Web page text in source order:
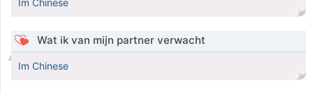
Im Chinese
Wat ik van mijn partner verwacht
Im Chinese